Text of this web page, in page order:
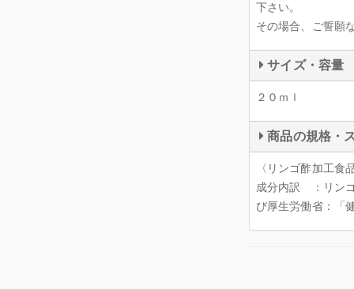
下さい。
その場合、ご誓願
サイズ・容量
２０ｍｌ
商品の規格・
〈リンゴ酢加工
成分内訳 ：リン
び厚生労働省：「